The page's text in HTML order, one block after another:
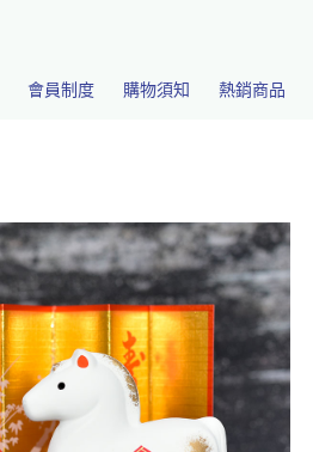
會員制度 購物須知 熱銷商品